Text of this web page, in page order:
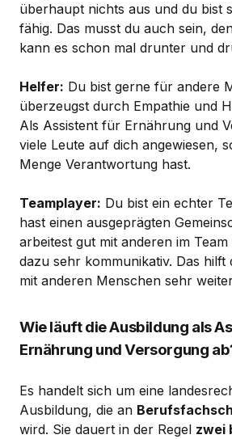
überhaupt nichts aus und du bist
fähig. Das musst du auch sein,
kann es schon mal drunter und
Helfer: Du bist gerne für andere
überzeugst durch Empathie und
Als Assistent für Ernährung und
viele Leute auf dich angewiesen,
Menge Verantwortung hast.
Teamplayer: Du bist ein echter
hast einen ausgeprägten
arbeitest gut mit anderen im
dazu sehr kommunikativ. Das hilft
mit anderen Menschen sehr
Wie läuft die Ausbildung als
Ernährung und Versorgung
Es handelt sich um eine
Ausbildung, die an
wird. Sie dauert in der Regel zwei